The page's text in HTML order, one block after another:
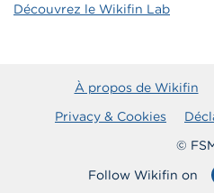
Découvrez le Wikifin Lab
À propos de Wikifin
Privacy & Cookies
©
Follow Wikifin on